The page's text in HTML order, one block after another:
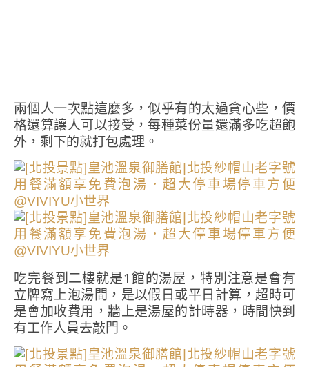
兩個人一次點這麼多，似乎有的太過貪心些，價
格還算讓人可以接受，每種菜份量還滿多吃超飽
外，剩下的就打包處理。
吃完餐到二樓就是1館的湯屋，特別注意是會有
立牌寫上泡湯間，是以假日或平日計算，超時可
是會加收費用，牆上是湯屋的計時器，時間快到
有工作人員去敲門。